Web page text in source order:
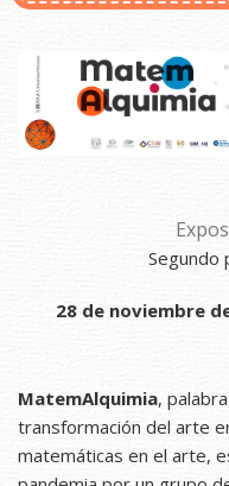
Segundo
28 de noviembre
MatemAlquimia,
transformación del arte
matemáticas en el arte,